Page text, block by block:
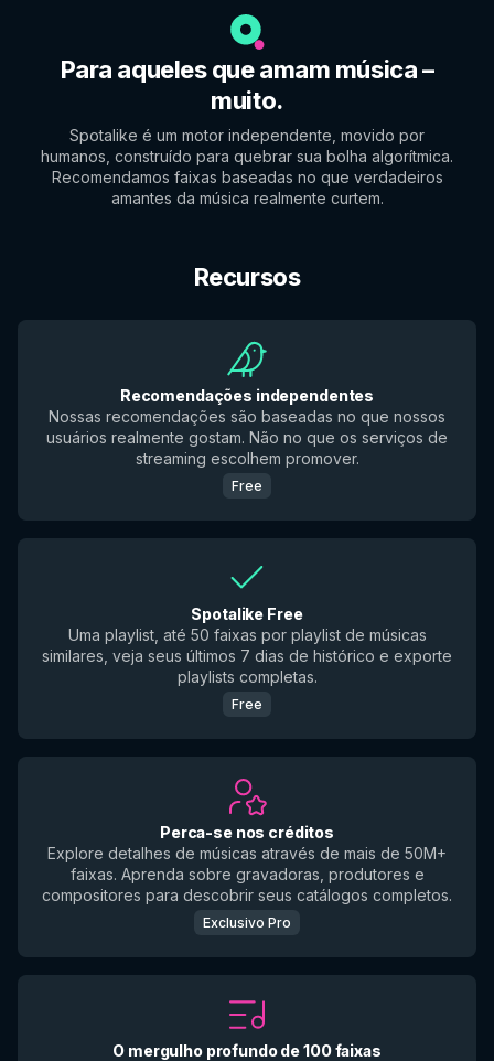
Para aqueles que amam música –
muito.
Spotalike é um motor independente, movido por
humanos, construído para quebrar sua bolha algorítmica.
Recomendamos faixas baseadas no que verdadeiros
amantes da música realmente curtem.
Recursos
Recomendações independentes
Nossas recomendações são baseadas no que nossos
usuários realmente gostam. Não no que os serviços de
streaming escolhem promover.
Free
Spotalike Free
Uma playlist, até 50 faixas por playlist de músicas
similares, veja seus últimos 7 dias de histórico e exporte
playlists completas.
Free
Perca-se nos créditos
Explore detalhes de músicas através de mais de 50M+
faixas. Aprenda sobre gravadoras, produtores e
compositores para descobrir seus catálogos completos.
Exclusivo Pro
O mergulho profundo de 100 faixas